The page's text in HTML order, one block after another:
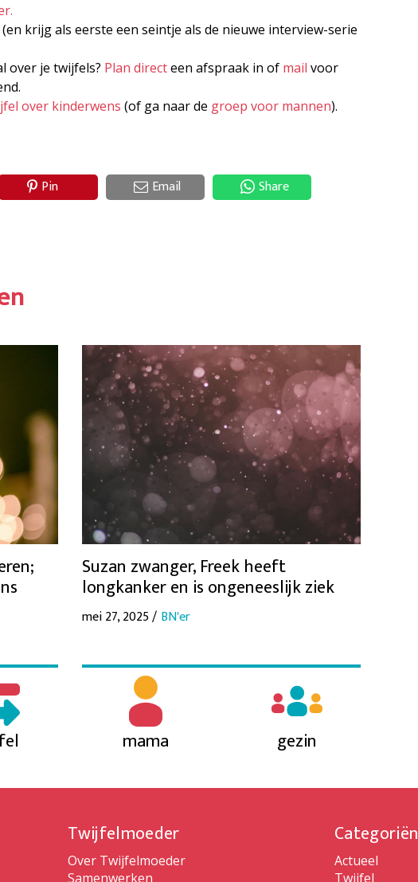
(en krijg als eerste een seintje als de nieuwe interview-serie
over je twijfels? Plan directeen afspraak in of mail voor
over kinderwens (of ga naar de groep voor mannen).
Pin Email Share
Suzan zwanger, Freek heeft
longkanker en is ongeneeslijk ziek
mei 27, 2025 / BN'er
mama gezin
Twijfelmoeder
Over Twijfelmoeder
Samenwerken
Categoriën
Actueel
Twijfel